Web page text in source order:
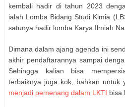
kembali hadir di tahun 2023
ialah Lomba Bidang Studi Kimia
satunya hadir lomba Karya Ilmiah
Dimana dalam ajang agenda ini
akhir pendaftarannya sampai
Sehingga kalian bisa
terbaiknya juga kok, bahkan untuk
menjadi pemenang dalam LKTI bisa